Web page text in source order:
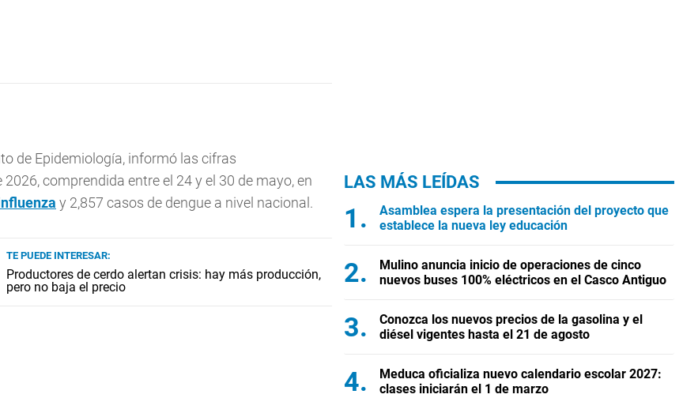
de Epidemiología, informó las cifras
comprendida entre el 24 y el 30 de mayo, en
y 2,857 casos de dengue a nivel nacional.
TE PUEDE INTERESAR:
Productores de cerdo alertan crisis: hay más producción,
pero no baja el precio
LAS MÁS LEÍDAS
Asamblea espera la presentación del proyecto que
establece la nueva ley educación
Mulino anuncia inicio de operaciones de cinco
nuevos buses 100% eléctricos en el Casco Antiguo
Conozca los nuevos precios de la gasolina y el
diésel vigentes hasta el 21 de agosto
Meduca oficializa nuevo calendario escolar 2027:
clases iniciarán el 1 de marzo